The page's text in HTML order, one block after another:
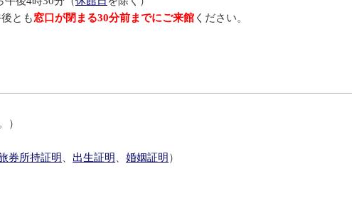
とも窓口が閉まる30分前までにご来館 ください。
）
券所持証明 出生証明 、婚姻証明 ）